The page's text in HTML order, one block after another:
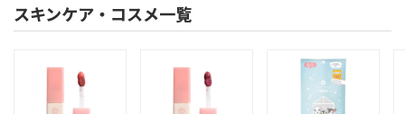
スキンケア・コスメ一覧